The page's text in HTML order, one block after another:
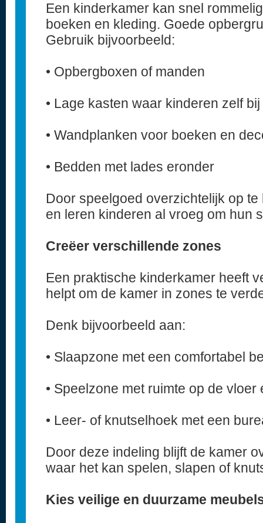
Een kinderkamer kan snel
boeken en kleding. Goede
Gebruik bijvoorbeeld:
• Opbergboxen of manden
• Lage kasten waar kinderen zelf
• Wandplanken voor boeken en
• Bedden met lades eronder
Door speelgoed overzichtelijk op
en leren kinderen al vroeg om hun
Creëer verschillende zones
Een praktische kinderkamer heeft
helpt om de kamer in zones te
Denk bijvoorbeeld aan:
• Slaapzone met een comfortabel
• Speelzone met ruimte op de
• Leer- of knutselhoek met een
Door deze indeling blijft de kamer
waar het kan spelen, slapen of
Kies veilige en duurzame